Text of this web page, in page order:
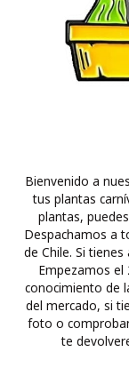
Bienvenido a
tus plantas
plantas,
Despachamos a
de Chile. Si
Empezamos
conocimiento de
del mercado, si
foto o
te